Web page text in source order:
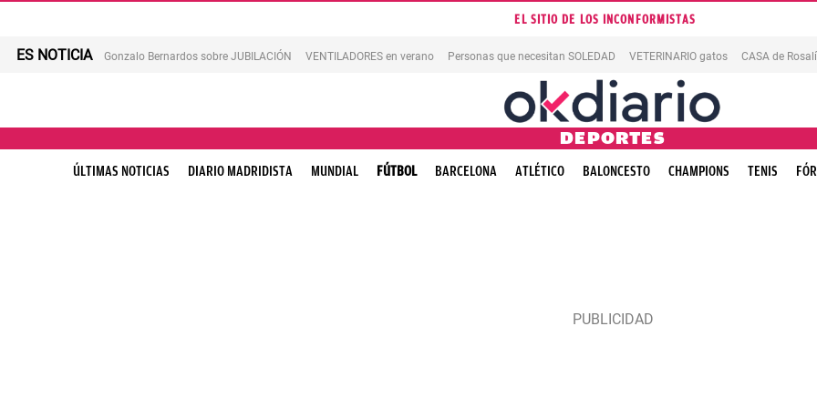
EL SITIO DE LOS INCONFORMISTAS
ES NOTICIA Gonzalo Bernardos sobre JUBILACIÓN VENTILADORES en verano Personas que necesitan SOLEDAD VETERINARIO gatos CASA de
DEPORTES
ÚLTIMAS NOTICIAS DIARIO MADRIDISTA MUNDIAL FÚTBOL BARCELONA ATLÉTICO BALONCESTO CHAMPIONS TENIS